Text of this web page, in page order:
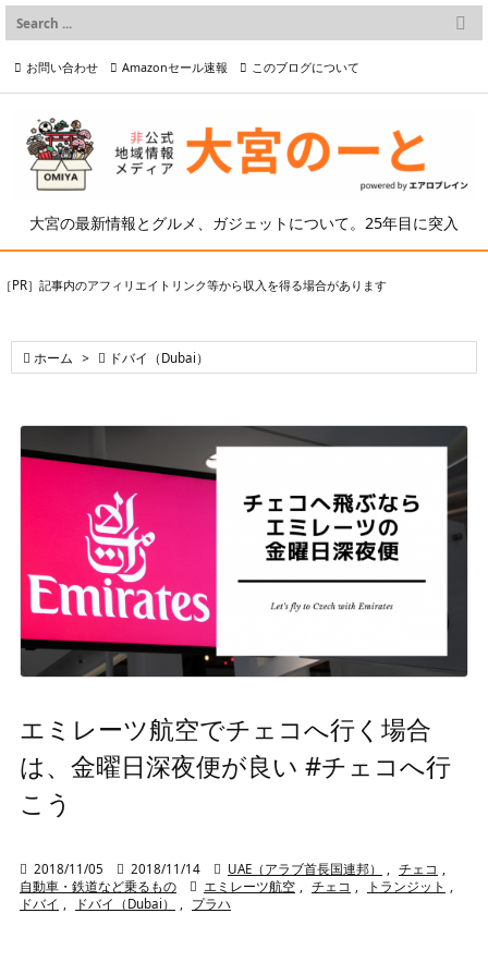
大宮の最新情報とグルメ、ガジェットについて。25年目に突入

メニュー

検索
お問い合わせ Amazonセール速報 このブログについて
プライバシーポリシー等
［PR］記事内のアフィリエイトリンク等から収入を得る場合があります
 ホーム >  ドバイ（Dubai）
エミレーツ航空でチェコへ行く場合
は、金曜日深夜便が良い #チェコへ行
こう
 2018/11/05  2018/11/14  UAE（アラブ首長国連邦） , チェコ ,
自動車・鉄道など乗るもの
 エミレーツ航空 , チェコ , トランジット ,
ドバイ , ドバイ（Dubai） , プラハ